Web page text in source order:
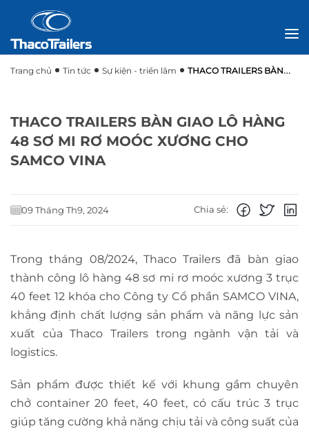
Trang chủ Tin tức Sự kiện - triển lãm
THACO TRAILERS BÀN
THACO TRAILERS BÀN GIAO LÔ HÀNG
48 SƠ MI RƠ MOÓC XƯƠNG CHO
SAMCO VINA
09 Tháng Th9, 2024 Chia sẻ:
Trong tháng 08/2024, Thaco Trailers đã bàn giao
thành công lô hàng 48 sơ mi rơ moóc xương 3 trục
40 feet 12 khóa cho Công ty Cổ phần SAMCO VINA,
khẳng định chất lượng sản phẩm và năng lực sản
xuất của Thaco Trailers trong ngành vận tải và
logistics.
Sản phẩm được thiết kế với khung gầm chuyên
chở container 20 feet, 40 feet, có cấu trúc 3 trục
giúp tăng cường khả năng chịu tải và công suất của